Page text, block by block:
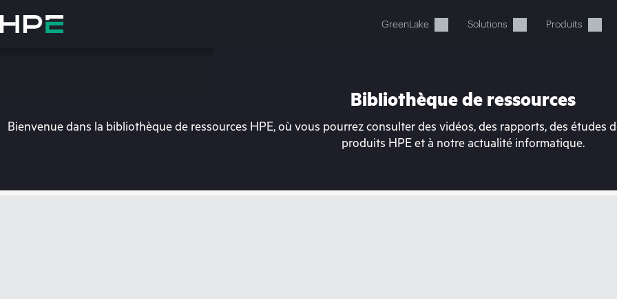
au
contenu
GreenLake Solutions Produits
Votre panier est actuellement
Bibliothèque de ressources
Bienvenue dans la bibliothèque de ressources HPE, où vous pourrez consulter des vidéos, des rapports, des études
produits HPE et à notre actualité informatique.